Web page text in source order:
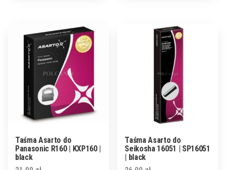
Taśma Asarto do
Panasonic R160 | KXP160 |
black
Taśma Asarto do
Seikosha 16051 | SP16051
| black